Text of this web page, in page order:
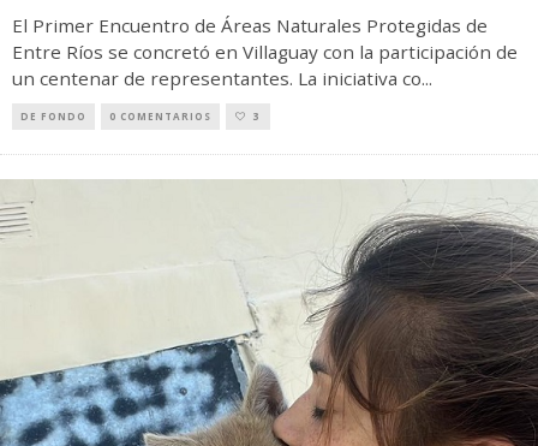
El Primer Encuentro de Áreas Naturales Protegidas de
Entre Ríos se concretó en Villaguay con la participación de
un centenar de representantes. La iniciativa co...
DE FONDO 0 COMENTARIOS 3